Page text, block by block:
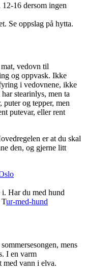
16 dersom ingen
Se oppslag på hytta.
vedovn til
og oppvask. Ikke
i vedovnene, ikke
stearinlys, men ta
puter og tepper, men
putevar, eller rent
er at du skal
den, og gjerne litt
i. Har du med hund
Tur-med-hund
mens
I en varm
med vann i elva.